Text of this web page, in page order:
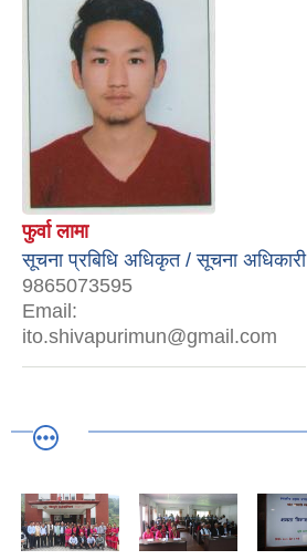
फुर्वा लामा
सूचना प्रबिधि अधिकृत / सूचना अधिकारी
9865073595
Email:
ito.shivapurimun@gmail.com